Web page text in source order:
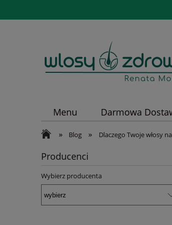
Menu Darmowa
» Blog » Dlaczego Twoje włosy
Producenci
Wybierz producenta